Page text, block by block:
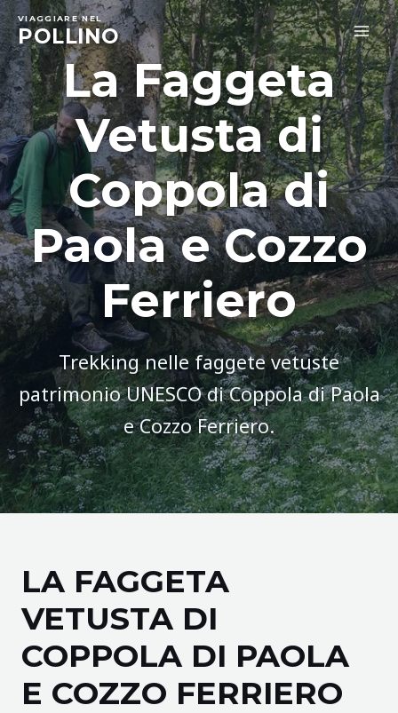
Skip
to
content
VIAGGIARE NEL
POLLINO
La Faggeta
Vetusta di
Coppola di
Paola e Cozzo
Ferriero
Trekking nelle faggete vetuste
patrimonio UNESCO di Coppola di Paola
e Cozzo Ferriero.
LA FAGGETA
VETUSTA DI
COPPOLA DI PAOLA
E COZZO FERRIERO